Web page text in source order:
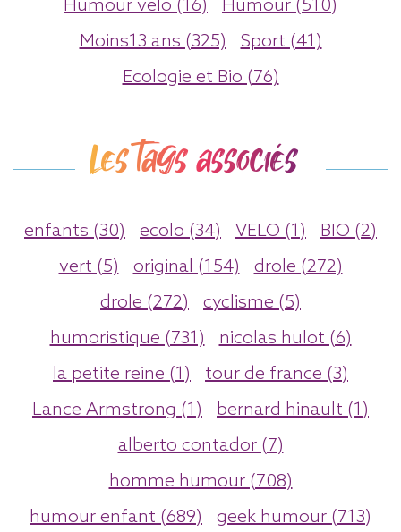
Humour velo (16)
Humour (510)
Moins13 ans (325)
Sport (41)
Ecologie et Bio (76)
Les tags associés
enfants (30) ecolo (34) VELO (1)
BIO (2)
vert (5)
original (154)
drole (272)
drole (272)
cyclisme (5)
humoristique (731)
nicolas hulot (6)
la petite reine (1)
tour de france (3)
Lance Armstrong (1)
bernard hinault (1)
alberto contador (7)
homme humour (708)
humour enfant (689)
geek humour (713)